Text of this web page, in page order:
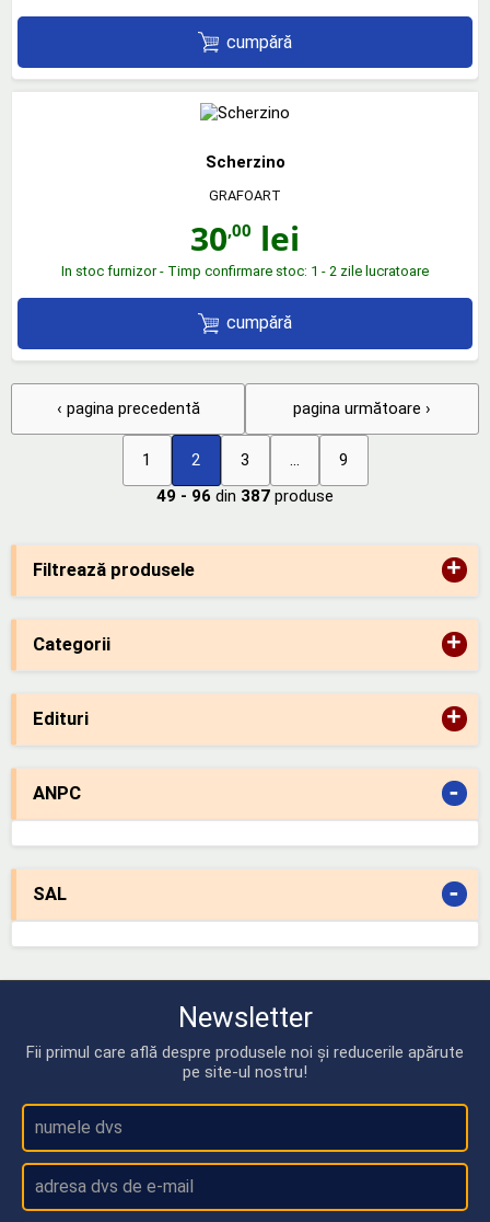
Filtrează produsele +
Categorii +
Edituri +
ANPC -
SAL -
cumpără
Scherzino
GRAFOART
30,00 lei
In stoc furnizor - Timp confirmare stoc: 1 - 2 zile lucratoare
cumpără
‹ pagina precedentă
1 2 3 ... 9
pagina următoare ›
49 - 96 din 387 produse
Newsletter
Fii primul care află despre produsele noi și reducerile apărute
pe site-ul nostru!